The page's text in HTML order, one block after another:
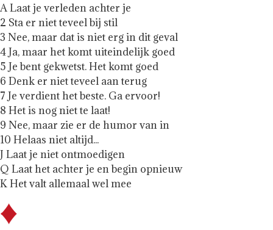
A Laat je verleden achter je
2 Sta er niet teveel bij stil
3 Nee, maar dat is niet erg in dit geval
4 Ja, maar het komt uiteindelijk goed
5 Je bent gekwetst. Het komt goed
6 Denk er niet teveel aan terug
7 Je verdient het beste. Ga ervoor!
8 Het is nog niet te laat!
9 Nee, maar zie er de humor van in
10 Helaas niet altijd...
J Laat je niet ontmoedigen
Q Laat het achter je en begin opnieuw
K Het valt allemaal wel mee